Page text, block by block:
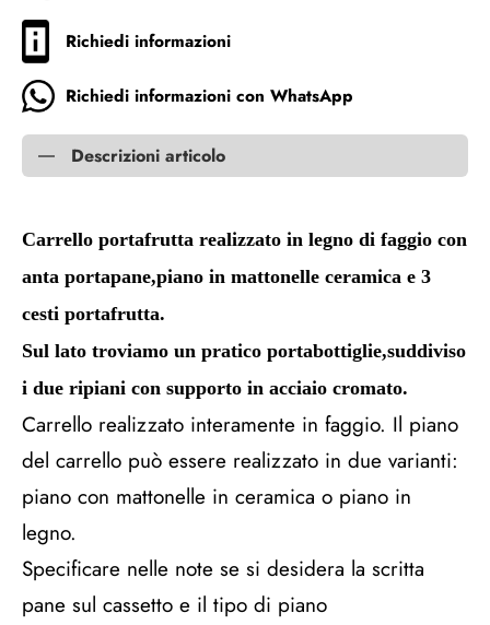
Richiedi informazioni
Richiedi informazioni con WhatsApp
Descrizioni articolo
Carrello portafrutta realizzato in legno di faggio con
anta portapane,piano in mattonelle ceramica e 3
cesti portafrutta.
Sul lato troviamo un pratico portabottiglie,suddiviso
i due ripiani con supporto in acciaio cromato.
Carrello realizzato interamente in faggio. Il piano
del carrello può essere realizzato in due varianti:
piano con mattonelle in ceramica o piano in
legno.
Specificare nelle note se si desidera la scritta
pane sul cassetto e il tipo di piano